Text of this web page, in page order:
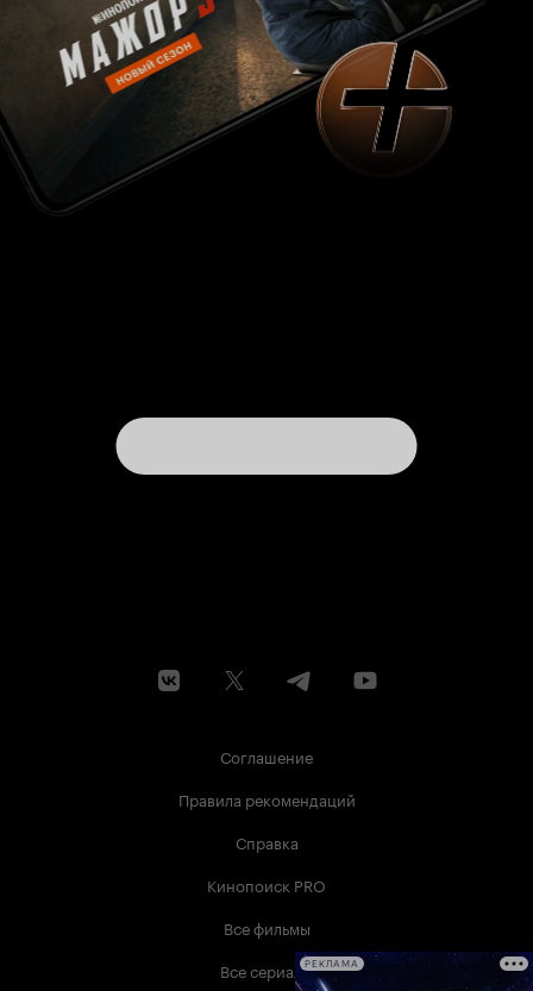
Соглашение
Правила рекомендаций
Справка
Кинопоиск PRO
Все фильмы
Все сериалыРЕКЛАМА